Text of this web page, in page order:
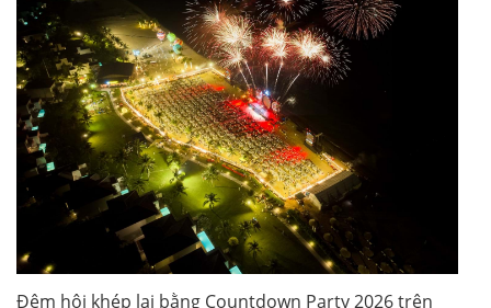
Đêm hội khép lại bằng Countdown Party 2026 trên